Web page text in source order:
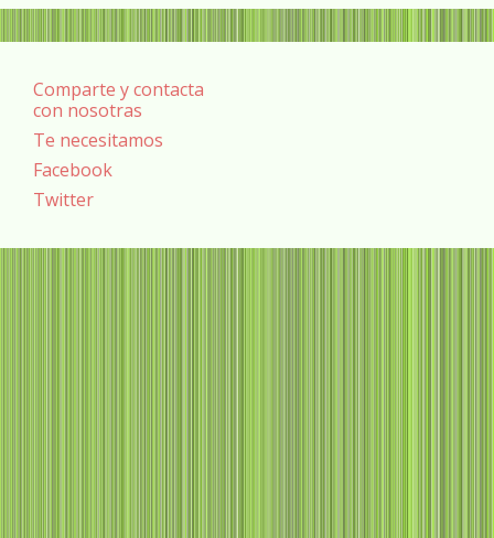
Comparte y contacta
con nosotras
Te necesitamos
Facebook
Twitter